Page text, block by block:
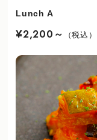
Lunch A
¥2,200～ （税込）